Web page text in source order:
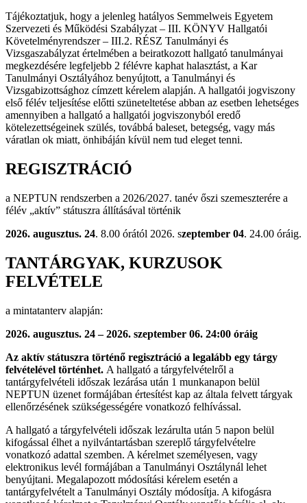
Tájékoztatjuk, hogy a jelenleg hatályos Semmelweis Egyetem
Szervezeti és Működési Szabályzat – III. KÖNYV Hallgatói
Követelményrendszer – III.2. RÉSZ Tanulmányi és
Vizsgaszabályzat értelmében a beiratkozott hallgató tanulmányai
megkezdésére legfeljebb 2 félévre kaphat halasztást, a Kar
Tanulmányi Osztályához benyújtott, a Tanulmányi és
Vizsgabizottsághoz címzett kérelem alapján. A hallgatói jogviszony
első félév teljesítése előtti szüneteltetése abban az esetben lehetséges
amennyiben a hallgató a hallgatói jogviszonyból eredő
kötelezettségeinek szülés, továbbá baleset, betegség, vagy más
váratlan ok miatt, önhibáján kívül nem tud eleget tenni.
REGISZTRÁCIÓ
a NEPTUN rendszerben a 2026/2027. tanév őszi szemeszterére a
félév „aktív” státuszra állításával történik
2026. augusztus. 24. 8.00 órától 2026. szeptember 04. 24.00 óráig.
TANTÁRGYAK, KURZUSOK
FELVÉTELE
a mintatanterv alapján:
2026. augusztus. 24 – 2026. szeptember 06. 24:00 óráig
Az aktív státuszra történő regisztráció a legalább egy tárgy
felvételével történhet. A hallgató a tárgyfelvételről a
tantárgyfelvételi időszak lezárása után 1 munkanapon belül
NEPTUN üzenet formájában értesítést kap az általa felvett tárgyak
ellenőrzésének szükségességére vonatkozó felhívással.
A hallgató a tárgyfelvételi időszak lezárulta után 5 napon belül
kifogással élhet a nyilvántartásban szereplő tárgyfelvételre
vonatkozó adattal szemben. A kérelmet személyesen, vagy
elektronikus levél formájában a Tanulmányi Osztálynál lehet
benyújtani. Megalapozott módosítási kérelem esetén a
tantárgyfelvételt a Tanulmányi Osztály módosítja. A kifogásra